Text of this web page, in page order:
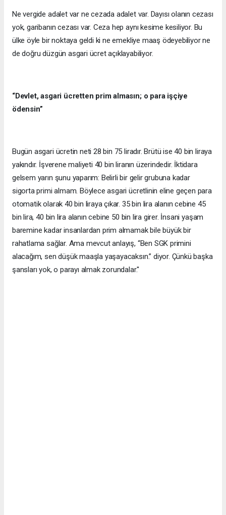
Ne vergide adalet var ne cezada adalet var. Dayısı olanın cezası
yok, garibanın cezası var. Ceza hep aynı kesime kesiliyor. Bu
ülke öyle bir noktaya geldi ki ne emekliye maaş ödeyebiliyor ne
de doğru düzgün asgari ücret açıklayabiliyor.
“Devlet, asgari ücretten prim almasın; o para işçiye
ödensin”
Bugün asgari ücretin neti 28 bin 75 liradır. Brütü ise 40 bin liraya
yakındır. İşverene maliyeti 40 bin liranın üzerindedir. İktidara
gelsem yarın şunu yaparım: Belirli bir gelir grubuna kadar
sigorta primi almam. Böylece asgari ücretlinin eline geçen para
otomatik olarak 40 bin liraya çıkar. 35 bin lira alanın cebine 45
bin lira, 40 bin lira alanın cebine 50 bin lira girer. İnsani yaşam
baremine kadar insanlardan prim almamak bile büyük bir
rahatlama sağlar. Ama mevcut anlayış, “Ben SGK primini
alacağım, sen düşük maaşla yaşayacaksın.” diyor. Çünkü başka
şansları yok, o parayı almak zorundalar.''